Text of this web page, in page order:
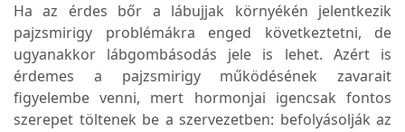
Ha az érdes bőr a lábujjak környékén jelentkezik
pajzsmirigy problémákra enged következtetni, de
ugyanakkor lábgombásodás jele is lehet. Azért is
érdemes a pajzsmirigy működésének zavarait
figyelembe venni, mert hormonjai igencsak fontos
szerepet töltenek be a szervezetben: befolyásolják az